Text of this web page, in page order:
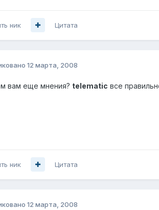
ник Цитата
12 марта, 2008
вам еще мнения? telematic все
ник Цитата
12 марта, 2008